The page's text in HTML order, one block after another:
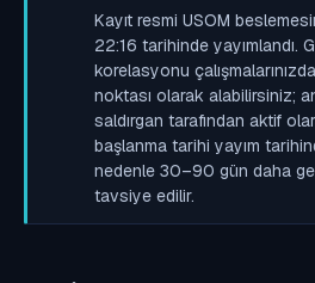
Kayıt resmi USOM
22:16 tarihinde yayımlandı.
korelasyonu
noktası olarak alabilirsiniz;
saldırgan tarafından aktif
başlanma tarihi yayım
nedenle 30–90 gün daha
tavsiye edilir.